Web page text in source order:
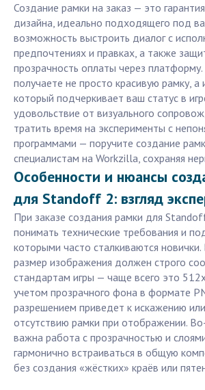
Создание рамки на заказ — это
дизайна, идеально подходящего под
возможность выстроить диалог с
предпочтениях и правках, а также
прозрачность оплаты через
получаете не просто красивую рамку, а
который подчеркивает ваш статус в
удовольствие от визуального
тратить время на эксперименты с
программами — поручите создание
специалистам на Workzilla, сохраняя
Особенности и нюансы
для Standoff 2: взгляд
При заказе создания рамки для
понимать технические требования и
которыми часто сталкиваются
размер изображения должен строго
стандартам игры — чаще всего это
учетом прозрачного фона в формате
разрешением приведет к искажению
отсутствию рамки при отображении.
важна работа с прозрачностью и
гармонично встраиваться в общую
без создания «жёстких» краёв или